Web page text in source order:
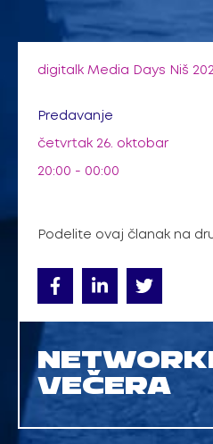
digitalk Media Days Niš
Predavanje
četvrtak 26. oktobar
20:00 - 00:00
Podelite ovaj članak na
VEČERA